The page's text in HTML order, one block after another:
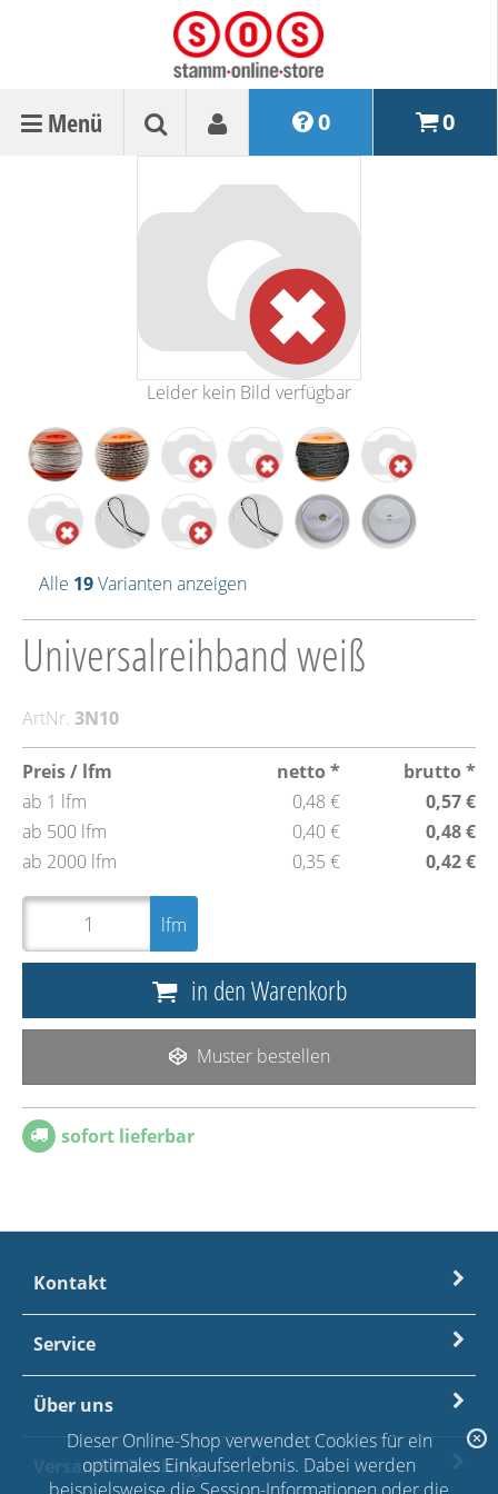
Menü 0 0
Dieser Online-Shop verwendet Cookies für ein
optimales Einkaufserlebnis. Dabei werden
Leider kein Bild verfügbar
Alle 19Varianten anzeigen
Universalreihband weiß
ArtNr. 3N10
Preis / lfm netto *
brutto *
ab 1 lfm
0,48 €
0,57 €
ab 500 lfm
0,40 €
0,48 €
ab 2000 lfm
0,35 € 0,42 €
lfm
in den Warenkorb
Muster bestellen
sofort lieferbar
Kontakt
Service
Über uns
Versand & Zahlung